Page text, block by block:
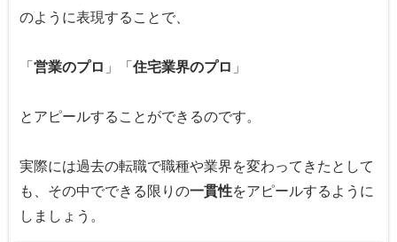
のように表現することで、
「 営業のプロ 」「 住宅業界のプロ 」
とアピールすることができるのです。
実際には過去の転職で職種や業界を変わってきたとして
も、その中でできる限りの一貫性をアピールするように
しましょう。